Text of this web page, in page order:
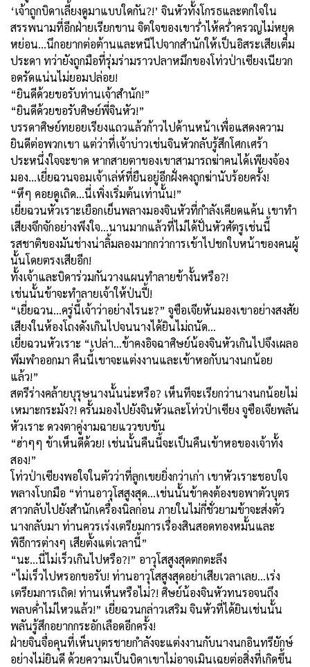
‘เจ้าถูกบิดาเลี้ยงดูมาแบบใดกัน?!’ จินหัวทั้งโกรธและตกใจใน
สรรพนามที่อีกฝ่ายเรียกขาน จิตใจของเขาร่ำไห้คร่ำครวญไม่หยุด
หย่อน...นึกอยากต่อต้านและหนีไปจากสำนักให้เป็นอิสระเสียเต็ม
ประดา ทว่ายังถูกมือที่รุ่มร่ามราวปลาหมึกของโท่วป่าเซียงเนียวก
อดรัดแน่นไม่ยอมปล่อย!
“ยินดีด้วยขอรับท่านเจ้าสำนัก!”
“ยินดีด้วยขอรับศิษย์พี่จินหัว!”
บรรดาศิษย์ทยอยเรียงแถวแล้วก้าวไปด้านหน้าเพื่อแสดงความ
ยินดีต่อพวกเขา แต่ว่าที่เจ้าบ่าวเช่นจินหัวกลับรู้สึกโศกเศร้า
ประหนึ่งใจจะขาด หากสายตาของเขาสามารถฆ่าคนได้เพียงจ้อง
มอง...เยี่ยฉวนจอมเจ้าเล่ห์ที่ยืนอยู่อีกฝั่งคงถูกฆ่านับร้อยครั้ง!
“หึๆ คอยดูเถิด...นี่เพิ่งเริ่มต้นเท่านั้น!”
เยี่ยฉวนหัวเราะเยือกเย็นพลางมองจินหัวที่กำลังเคียดแค้น เขาทำ
เสียงจึกจักอย่างพึงใจ...นานมากแล้วที่ไม่ได้ปั่นหัวศัตรูเช่นนี้
รสชาติของมันช่างน่าลิ้มลองมากกว่าการเข้าไปชกใบหน้าของคนผู้
นั้นโดยตรงเสียอีก!
ทั้งเจ้าและบิดาร่วมกันวางแผนทำลายข้างั้นหรือ?!
เช่นนั้นข้าจะทำลายเจ้าให้ป่นปี้!
“เยี่ยฉวน...ครู่นี้เจ้าว่าอย่างไรนะ?” จูซือเจียหันมองเขาอย่างสงสัย
เสียงในห้องโถงดังเกินไปจนนางได้ยินไม่ถนัด...
เยี่ยฉวนหัวเราะ “เปล่า...ข้าคงอิจฉาศิษย์น้องจินหัวเกินไปจึงเผลอ
พึมพำออกมา คืนนี้เขาจะแต่งงานและเข้าหอกับนางนกน้อย
แล้ว!”
สตรีร่างคล้ายบุรุษนางนั้นน่ะหรือ? เห็นทีจะเรียกว่านางนกน้อยไม่
เหมาะกระมัง?! ครั้นมองไปยังจินหัวและโท่วป่าเซียง จูซือเจียพลัน
หัวเราะ ดวงตาคู่งามฉายแววขบขัน
“ฮ่าๆๆ ข้าเห็นดีด้วย! เช่นนั้นคืนนี้จะเป็นคืนเข้าหอของเจ้าทั้ง
สอง!”
โท่วป่าเซียงพอใจในตัวว่าที่ลูกเขยยิ่งกว่าเก่า เขาหัวเราะชอบใจ
พลางโบกมือ “ท่านอาวุโสสูงสุด...เช่นนั้นข้าคงต้องขอพาตัวบุตร
สาวกลับไปยังสำนักเครื่องนิลก่อน ภายในไม่กี่ชั่วยามข้าจะส่งตัว
นางกลับมา ท่านควรเร่งเตรียมการเรื่องสินสอดทองหมั้นและ
พิธีการต่างๆ เสียตั้งแต่เวลานี้”
“นะ...นี่ไม่เร็วเกินไปหรือ?!” อาวุโสสูงสุดตกตะลึง
“ไม่เร็วไปหรอกขอรับ! ท่านอาวุโสสูงสุดอย่าเสียเวลาเลย...เร่ง
เตรียมการเถิด! ท่านเห็นหรือไม่?! ศิษย์น้องจินหัวทนรอจนถึง
พลบค่ำไม่ไหวแล้ว!” เยี่ยฉวนกล่าวเสริม จินหัวที่ได้ยินเช่นนั้น
พลันรู้สึกอยากกระอักเลือดอีกครั้ง!
ฝ่ายจินจื่อคุนที่เห็นบุตรชายกำลังจะแต่งงานกับนางนกอินทรียักษ์
อย่างไม่ยินดี ด้วยความเป็นบิดาเขาไม่อาจเมินเฉยต่อสิ่งที่เกิดขึ้น